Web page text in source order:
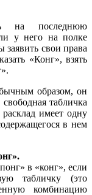
на последнюю
у него на полке
свои права
«Конг», взять
образом, он
табличка
имеет одну
в нем
в «конг», если
табличку (это
комбинацию